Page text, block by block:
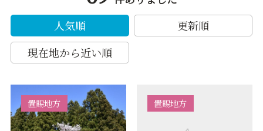
人気順
更新順
現在地から近い順
置賜地方 置賜地方